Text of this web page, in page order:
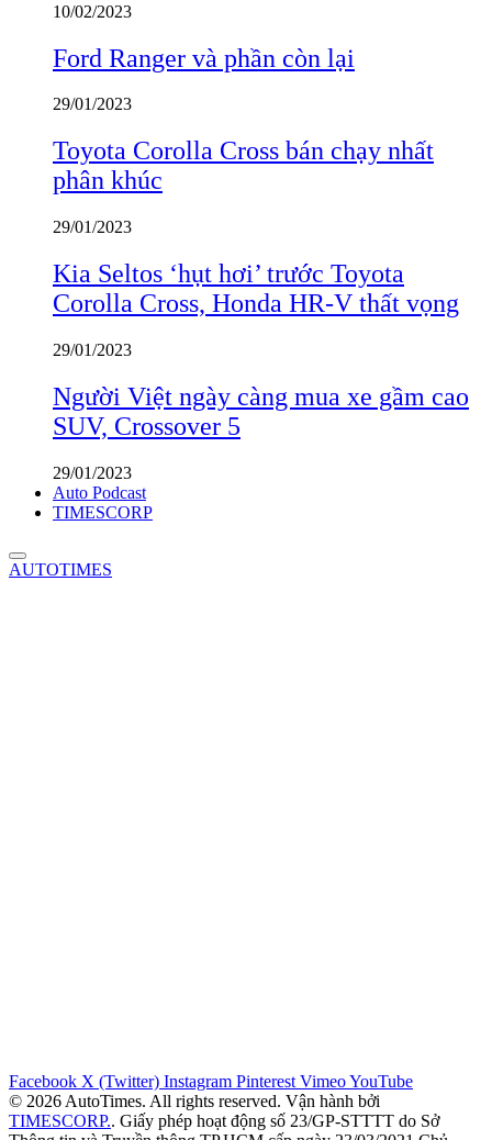
10/02/2023
Ford Ranger và phần còn lại
29/01/2023
Toyota Corolla Cross bán chạy nhất
phân khúc
29/01/2023
Kia Seltos ‘hụt hơi’ trước Toyota
Corolla Cross, Honda HR-V thất vọng
29/01/2023
Người Việt ngày càng mua xe gầm cao
SUV, Crossover 5
29/01/2023
Auto Podcast
TIMESCORP
AUTOTIMES
Facebook X (Twitter) Instagram Pinterest VimeoYouTube
© 2026 AutoTimes. All rights reserved. Vận hành bởi
TIMESCORP.. Giấy phép hoạt động số 23/GP-STTTT do Sở